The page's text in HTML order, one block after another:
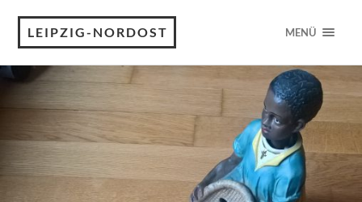
LEIPZIG-NORDOST MENÜ